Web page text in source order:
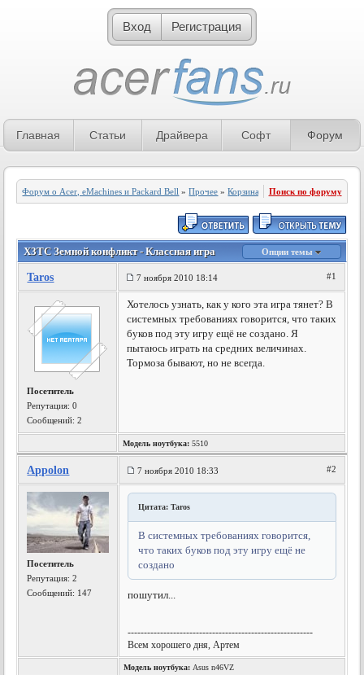
Вход Регистрация
Главная Статьи Драйвера Софт Форум
Форум о Acer, eMachines и Packard Bell »Прочее »Корзина Поиск по форуму
X3TC Земной конфликт - Классная игра Опции темы
Taros 7 ноября 2010 18:14 #1
Посетитель
Репутация:0
Сообщений: 2
Хотелось узнать, как у кого эта игра тянет? В
системных требованиях говорится, что таких
буков под эту игру ещё не создано. Я
пытаюсь играть на средних величинах.
Тормоза бывают, но не всегда.
Модель ноутбука: 5510
Appolon 7 ноября 2010 18:33 #2
Посетитель
Репутация:2
Сообщений: 147
Цитата: Taros
В системных требованиях говорится,
что таких буков под эту игру ещё не
создано
пошутил...
---------------------------------------------------------
Всем хорошего дня, Артем
Модель ноутбука: Asus n46VZ